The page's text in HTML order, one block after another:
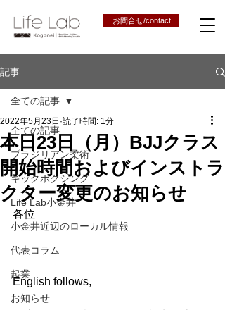
お問合せ/contact
記事
全ての記事
ブラジリアン柔術
キックボクシング
Life Lab小金井
小金井近辺のローカル情報
代表コラム
起業
お知らせ
全ての記事
本日23日（月）BJJクラス
開始時間およびインストラ
クター変更のお知らせ
2022年5月23日 読了時間: 1分
各位
English follows,